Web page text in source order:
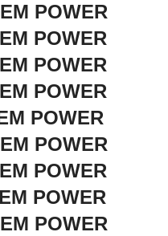
POWER
POWER
POWER
POWER
POWER
POWER
POWER
POWER
POWER